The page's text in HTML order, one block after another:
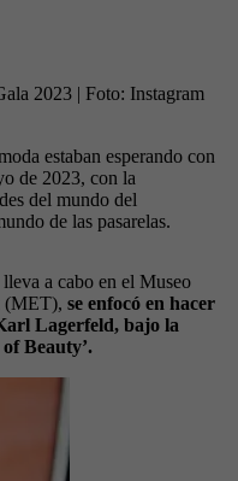
2023 | Foto: Instagram
estaban esperando con
de 2023, con la
del mundo del
de las pasarelas.
a cabo en el Museo
(MET), se enfocó en hacer
Lagerfeld, bajo la
Beauty’.